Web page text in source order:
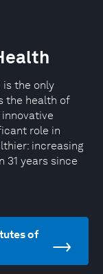
is the only
the health of
role in
increasing
31 years since
of